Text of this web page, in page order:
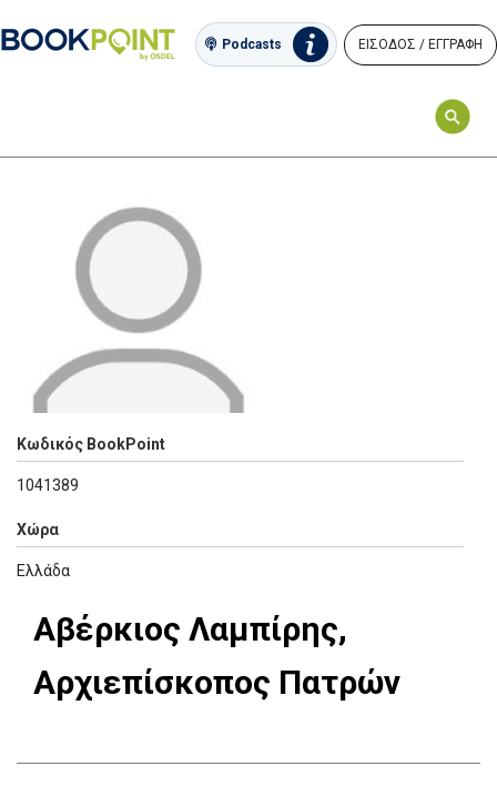
Podcasts ΕΙΣΟΔΟΣ / ΕΓΓΡΑΦΗ
Κωδικός BookPoint
1041389
Χώρα
Ελλάδα
Αβέρκιος Λαμπίρης,
Αρχιεπίσκοπος Πατρών